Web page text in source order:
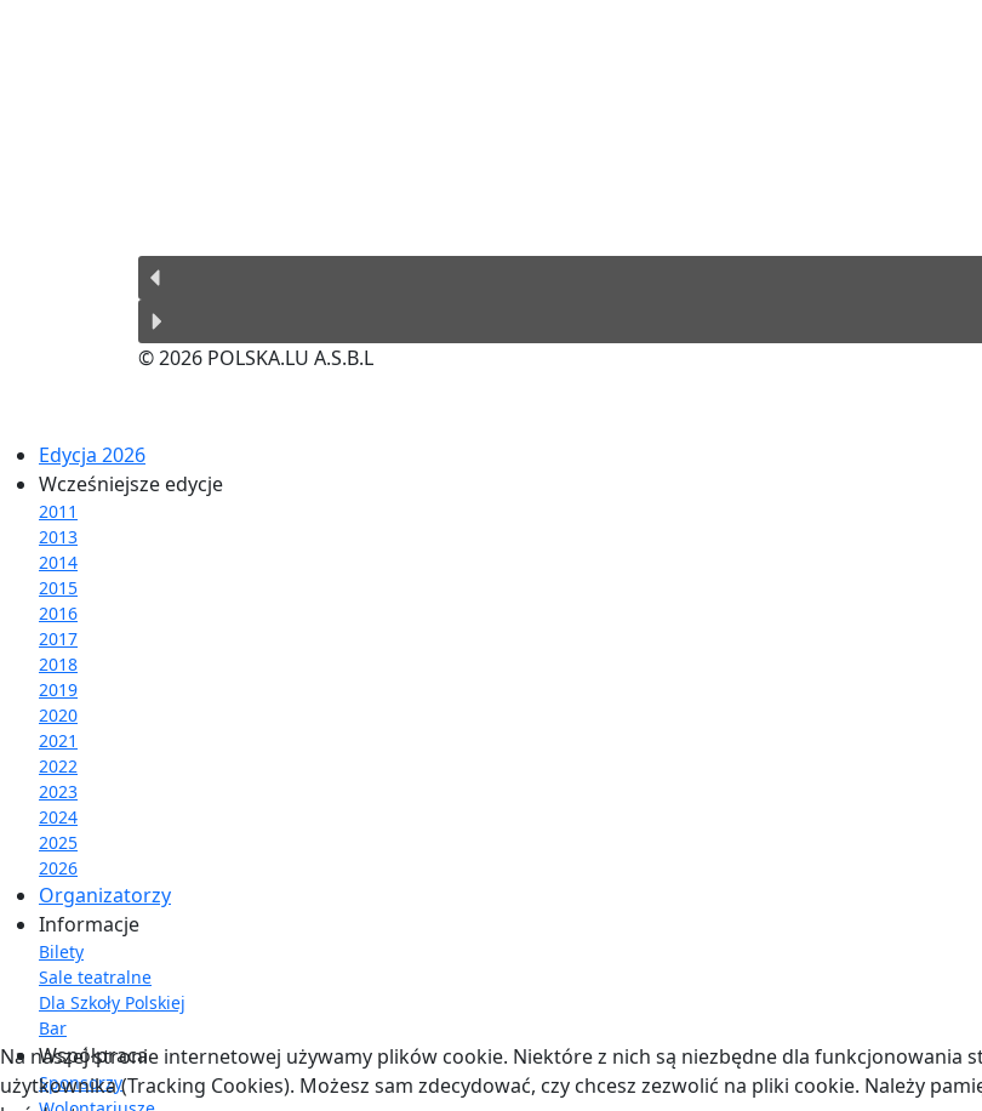
© 2026 POLSKA.LU A.S.B.L
Edycja 2026
Wcześniejsze edycje
2011
2013
2014
2015
2016
2017
2018
2019
2020
2021
2022
2023
2024
2025
2026
Organizatorzy
Informacje
Bilety
Sale teatralne
Dla Szkoły Polskiej
Bar
Współpraca
Sponsorzy
Na naszej stronie internetowej używamy plików cookie. Niektóre z nich są niezbędne dla funkcjonowania
użytkownika (Tracking Cookies). Możesz sam zdecydować, czy chcesz zezwolić na pliki cookie. Należy